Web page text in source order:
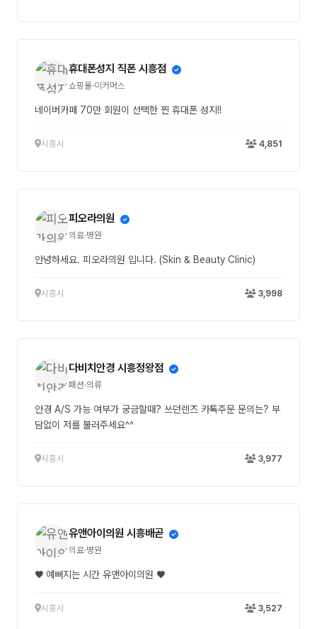
휴대폰성지 직폰 시흥점
쇼핑몰·이커머스
네이버카페 70만 회원이 선택한 찐 휴대폰 성지!!
시흥시 4,851
피오라의원
의료·병원
안녕하세요. 피오라의원 입니다. (Skin & Beauty Clinic)
시흥시 3,998
다비치안경 시흥정왕점
패션·의류
안경 A/S 가능 여부가 궁금할때? 쓰던렌즈 카톡주문 문의는? 부
담없이 저를 불러주세요^^
시흥시 3,977
유앤아이의원 시흥배곧
의료·병원
♥ 예뻐지는 시간 유앤아이의원 ♥
시흥시 3,527